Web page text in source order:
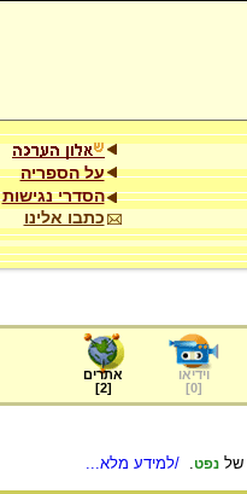
על הספריה
הסדרי נגישות
כתבו אלינו
וידיאו
[
0
]
אתרים
[
2
]
של נפט. /למידע מלא...